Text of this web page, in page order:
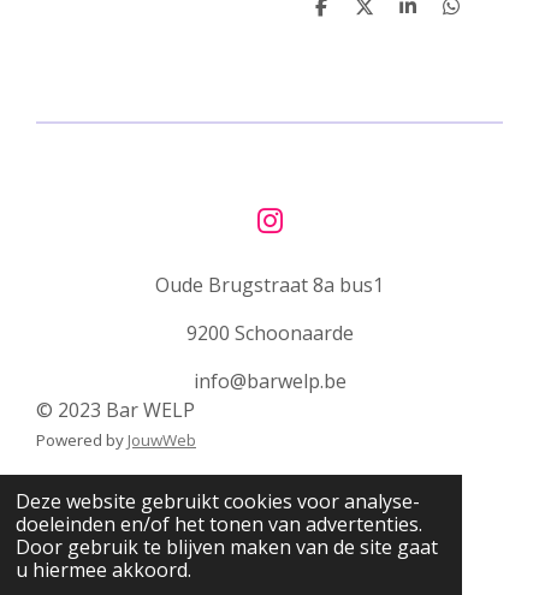
Deze website gebruikt cookies voor analyse-
doeleinden en/of het tonen van advertenties.
Door gebruik te blijven maken van de site gaat
u hiermee akkoord.
D
D
S
D
I
s
a
g
Oude Brugstraat 8a bus1
9200 Schoonaarde
info@barwelp.be
© 2023 Bar WELP
Powered by JouwWeb